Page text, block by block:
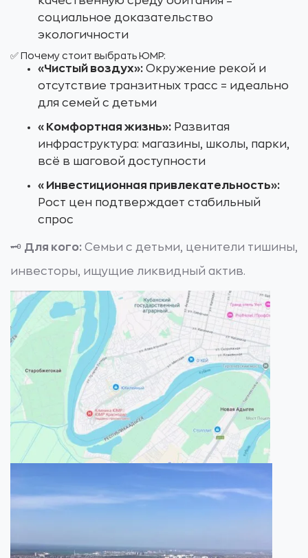
социальное доказательство
экологичности
✅ Почему стоит выбрать ЮМР:
«Чистый воздух»: Окружение рекой и
отсутствие транзитных трасс = идеально
для семей с детьми
«Комфортная жизнь»: Развитая
инфраструктура: магазины, школы, парки,
всё в шаговой доступности
«Инвестиционная привлекательность»:
Рост цен подтверждает стабильный
спрос
🗝️ Для кого: Семьи с детьми, ценители тишины,
инвесторы, ищущие ликвидный актив.